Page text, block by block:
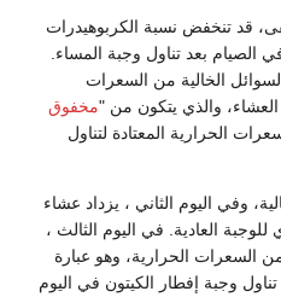
قد تنخفض نسبة الكربوهيدرات
الصيام بعد تناول وجبة المساء.
الخالية من السعرات
والذي يتكون من "مخفوق
الحرارية المعتادة لتناول
وفي اليوم الثاني ، يزداد عشاء
العادية. في اليوم الثالث ،
الحرارية، وهو عبارة
وجبة إفطار الكيتون في اليوم